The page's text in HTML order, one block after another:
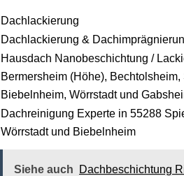
Dachlackierung
Dachlackierung &
Hausdach Nanobeschichtung /
Bermersheim (Höhe),
Biebelnheim, Wörrstadt und
Dachreinigung Experte in 55288
Wörrstadt und Biebelnheim
Siehe auch
Dachbeschichtung